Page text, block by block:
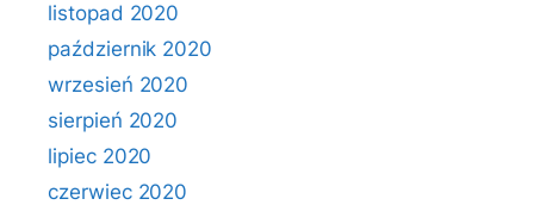
listopad 2020
październik 2020
wrzesień 2020
sierpień 2020
lipiec 2020
czerwiec 2020